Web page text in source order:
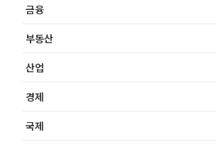
금융
부동산
산업
경제
국제